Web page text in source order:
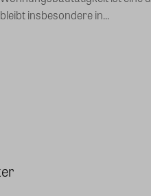
insbesondere in...